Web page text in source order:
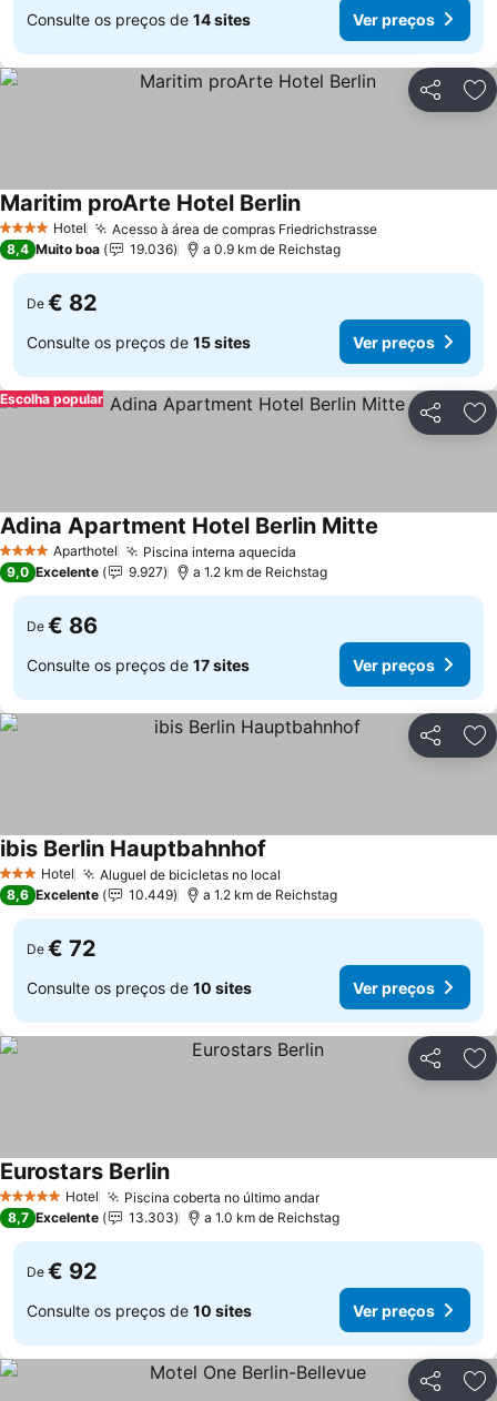
Consulte os preços de 14 sites Ver preços
Partilhar
4 EstrelasHotel Acesso à área de compras FriedrichstrasseVer preços
Maritim proArte Hotel BerlinVer preços
8,4 Muito boa 19.036 a 0.9 km de Reichstag
De € 82
Consulte os preços de 15 sites Ver preços
Partilhar
Escolha popular
4 EstrelasAparthotel Piscina interna aquecida
Adina Apartment Hotel Berlin Mitte
9,0 Excelente 9.927 a 1.2 km de Reichstag
De € 86
Consulte os preços de 17 sites Ver preços
Partilhar
3 EstrelasHotel Aluguel de bicicletas no local
ibis Berlin Hauptbahnhof
8,6 Excelente 10.449 a 1.2 km de Reichstag
De € 72
Consulte os preços de 10 sites Ver preços
Partilhar
5 Estrelas Hotel Piscina coberta no último andarVer preços
Eurostars BerlinVer preços
8,7 Excelente 13.303 a 1.0 km de Reichstag
De € 92
Consulte os preços de 10 sites Ver preços
Partilhar